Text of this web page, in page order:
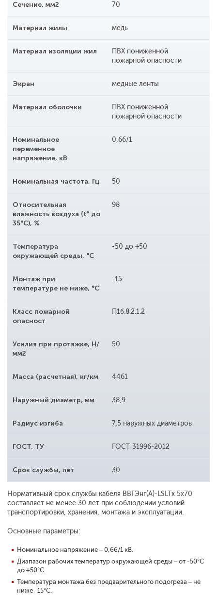
Сечение, мм2 70
Материал жилы медь
Материал изоляции жил
ПВХ пониженной
пожарной опасности
Экран медные ленты
Материал оболочки
ПВХ пониженной
пожарной опасности
Номинальное
переменное
напряжение, кВ
0,66/1
Номинальная частота, Гц 50
Относительная
влажность воздуха (t° до
35°С), %
98
Температура
окружающей среды, °С
-50 до +50
Монтаж при
температуре не ниже, °С
-15
Класс пожарной
опасност
П1б.8.2.1.2
Усилия при протяжке, Н/
мм2
50
Масса (расчетная), кг/км 4461
Наружный диаметр, мм 38,9
Радиус изгиба 7,5 наружных диаметров
ГОСТ, ТУ ГОСТ 31996-2012
Срок службы, лет 30
Нормативный срок службы кабеля ВВГЭнг(А)-LSLTx 5x70
составляет не менее 30 лет при соблюдении условий
транспортировки, хранения, монтажа и эксплуатации.
Основные параметры:
Номинальное напряжение – 0,66/1 кВ.
Диапазон рабочих температур окружающей среды – от -50°С
до +50°С.
Температура монтажа без предварительного подогрева – не
ниже -15°С.